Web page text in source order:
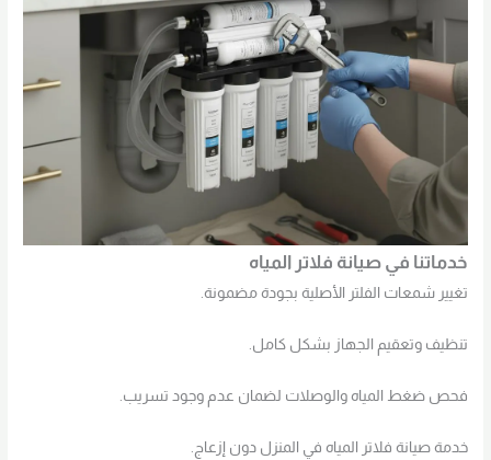
خدماتنا في صيانة فلاتر المياه
تغيير شمعات الفلتر الأصلية بجودة مضمونة.
تنظيف وتعقيم الجهاز بشكل كامل.
فحص ضغط المياه والوصلات لضمان عدم وجود تسريب.
خدمة صيانة فلاتر المياه في المنزل دون إزعاج.